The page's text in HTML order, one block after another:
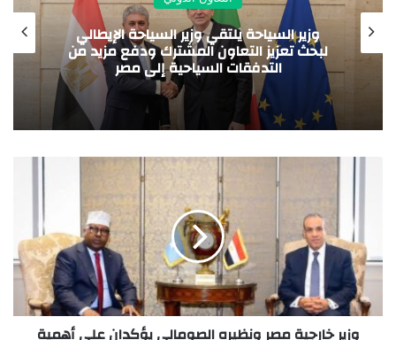
وزير السياحة الإيطالي
المشترك ودفع مزيد من
السياحية إلى مصر
هيئة الدواء
مجلس الصيدلة
التعاون